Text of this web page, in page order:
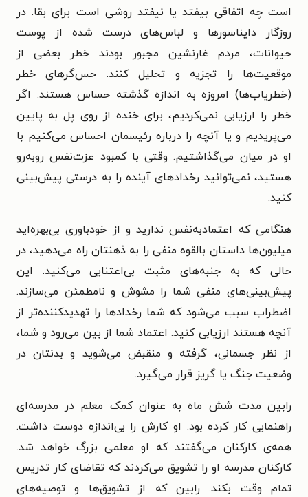
است چه اتفاقی بیفتد یا نیفتد روشی است برای بقا. در
روزگار دایناسورها و لباس‌های درست شده از پوست
حیوانات، مردم غارنشین مجبور بودند خطر بعضی از
موقعیت‌ها را تجزیه و تحلیل کنند. حس‌گرهای خطر
(خطریاب‌ها) امروزه به اندازه گذشته حساس هستند. اگر
خطر را ارزیابی نمی‌کردیم، برای خنده از روی پل به پایین
می‌پریدیم و یا آنچه را درباره رئیسمان احساس می‌کنیم با
او در میان می‌گذاشتیم. وقتی با کمبود عزت‌نفس روبه‌رو
هستید، نمی‌توانید رخدادهای آینده را به درستی پیش‌بینی
کنید.
هنگامی که اعتمادبه‌نفس ندارید و از خودباوری بی‌بهره‌اید
میلیون‌ها داستان بالقوه منفی را به ذهنتان راه می‌دهید، در
حالی که به جنبه‌های مثبت بی‌اعتنایی می‌کنید. این
پیش‌بینی‌های منفی شما را مشوش و نامطمئن می‌سازند.
اضطراب سبب می‌شود که شما رخدادها را تهدیدکننده‌تر از
آنچه هستند ارزیابی کنید. اعتماد شما از بین می‌رود و شما،
از نظر جسمانی، گرفته و منقبض می‌شوید و بدنتان در
وضعیت جنگ یا گریز قرار می‌گیرد.
رابین مدت شش ماه به عنوان کمک معلم در مدرسه‌ای
راهنمایی کار کرده بود. او کارش را بی‌اندازه دوست داشت.
همه‌ی کارکنان می‌گفتند که او معلمی بزرگ خواهد شد.
کارکنان مدرسه او را تشویق می‌کردند که تقاضای کار تدریس
تمام وقت بکند. رابین که از تشویق‌ها و توصیه‌های